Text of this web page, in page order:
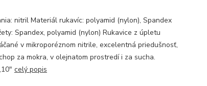
nitril Materiál rukavíc: polyamid (nylon), Spandex
Spandex, polyamid (nylon) Rukavice z úpletu
v mikroporéznom nitrile, excelentná priedušnosť,
za mokra, v olejnatom prostredí i za sucha.
celý popis